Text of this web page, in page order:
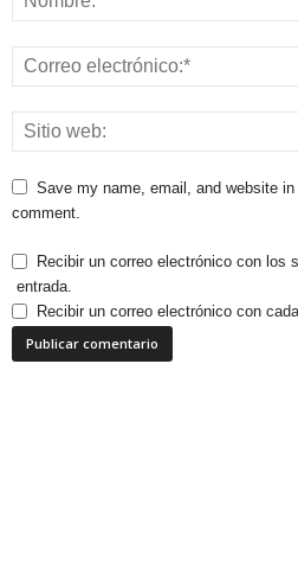
Save my name, email, and website in
comment.
Recibir un correo electrónico con los
entrada.
Recibir un correo electrónico con